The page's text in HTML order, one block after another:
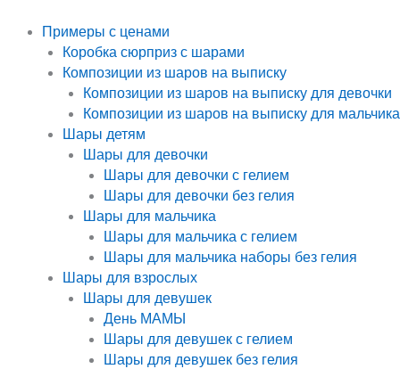
Примеры с ценами
Коробка сюрприз с шарами
Композиции из шаров на выписку
Композиции из шаров на выписку для девочки
Композиции из шаров на выписку для мальчика
Шары детям
Шары для девочки
Шары для девочки с гелием
Шары для девочки без гелия
Шары для мальчика
Шары для мальчика с гелием
Шары для мальчика наборы без гелия
Шары для взрослых
Шары для девушек
День МАМЫ
Шары для девушек с гелием
Шары для девушек без гелия